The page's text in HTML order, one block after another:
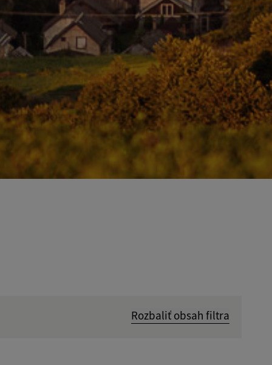
Rozbaliť obsah filtra